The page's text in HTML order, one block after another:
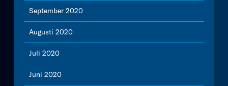
September 2020
Augusti 2020
Juli 2020
Juni 2020